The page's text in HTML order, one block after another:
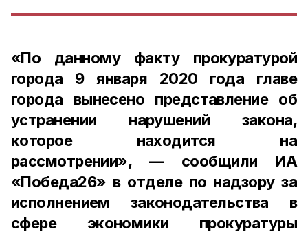
«По данному факту прокуратурой
города 9 января 2020 года главе
города вынесено представление об
устранении нарушений закона,
которое находится на
рассмотрении», — сообщили ИА
«Победа26» в отделе по надзору за
исполнением законодательства в
сфере экономики прокуратуры